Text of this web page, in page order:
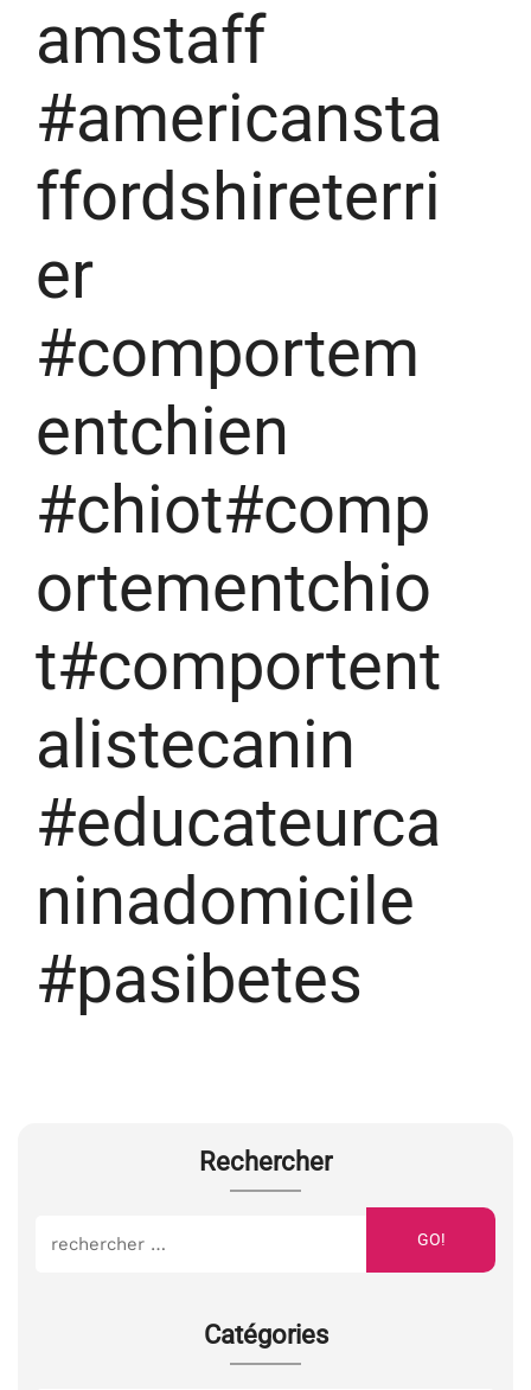
amstaff
#americansta
ffordshireterri
er
#comportem
entchien
#chiot#comp
ortementchio
t#comportent
alistecanin
#educateurca
ninadomicile
#pasibetes
Rechercher
GO!
Catégories